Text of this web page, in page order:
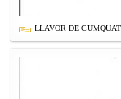
LLAVOR DE CUMQUAT